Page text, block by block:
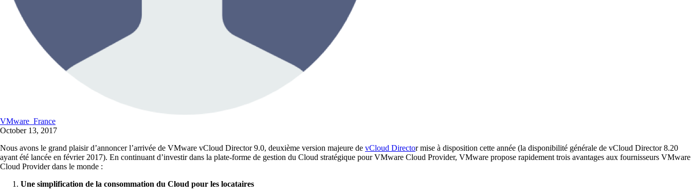
VMware_France
October 13, 2017
Nous avons le grand plaisir d’annoncer l’arrivée de VMware vCloud Director 9.0, deuxième version majeure de vCloud Director mise à disposition cette année (la disponibilité générale de vCloud Director 8.20
ayant été lancée en février 2017). En continuant d’investir dans la plate-forme de gestion du Cloud stratégique pour VMware Cloud Provider, VMware propose rapidement trois avantages aux fournisseurs VMware
Cloud Provider dans le monde :
Une simplification de la consommation du Cloud pour les locataires